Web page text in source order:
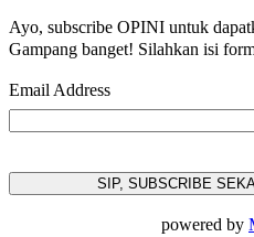
Ayo, subscribe OPINI untuk
Gampang banget! Silahkan isi
Email Address
powered by